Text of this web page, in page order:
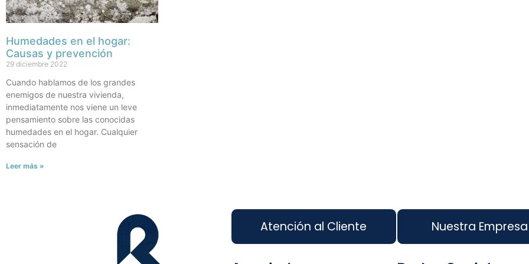
Humedades en el hogar:
Causas y prevención
29 diciembre 2022
Cuando hablamos de los grandes
enemigos de nuestra vivienda,
inmediatamente nos viene un leve
pensamiento sobre las conocidas
humedades en el hogar. Cualquier
sensación de
Leer más »
Atención al Cliente Nuestra Empresa